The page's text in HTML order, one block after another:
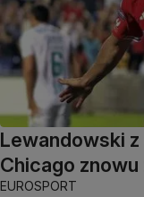
Lewandowski z
Chicago
EUROSPORT